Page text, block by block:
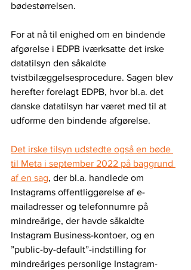
bødestørrelsen.
For at nå til enighed om en bindende
afgørelse i EDPB iværksatte det irske
datatilsyn den såkaldte
tvistbilæggelsesprocedure. Sagen blev
herefter forelagt EDPB, hvor bl.a. det
danske datatilsyn har været med til at
udforme den bindende afgørelse.
Det irske tilsyn udstedte også en bøde
til Meta i september 2022 på baggrund
af en sag, der bl.a. handlede om
Instagrams offentliggørelse af e-
mailadresser og telefonnumre på
mindreårige, der havde såkaldte
Instagram Business-kontoer, og en
”public-by-default”-indstilling for
mindreåriges personlige Instagram-